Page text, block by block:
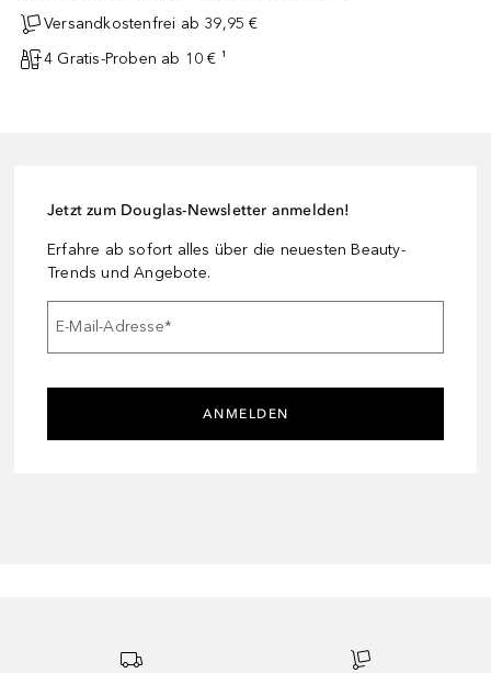
Versandkostenfrei ab 39,95 €
4 Gratis-Proben ab 10 € ¹
Jetzt zum Douglas-Newsletter anmelden!
Erfahre ab sofort alles über die neuesten Beauty-
Trends und Angebote.
E-Mail-Adresse*
ANMELDEN